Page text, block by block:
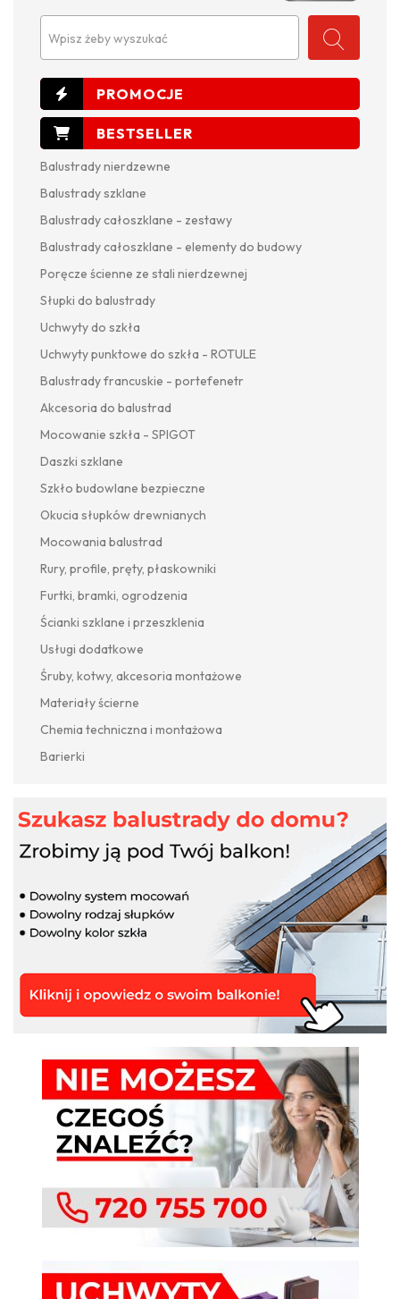
Wpisz żeby wyszukać
Balustrady nierdzewne
Balustrady szklane
Balustrady całoszklane - zestawy
Balustrady całoszklane - elementy do budowy
Poręcze ścienne ze stali nierdzewnej
Słupki do balustrady
Uchwyty do szkła
Uchwyty punktowe do szkła - ROTULE
Balustrady francuskie - portefenetr
Akcesoria do balustrad
Mocowanie szkła - SPIGOT
Daszki szklane
Szkło budowlane bezpieczne
Okucia słupków drewnianych
Mocowania balustrad
Rury, profile, pręty, płaskowniki
Furtki, bramki, ogrodzenia
Ścianki szklane i przeszklenia
Usługi dodatkowe
Śruby, kotwy, akcesoria montażowe
Materiały ścierne
Chemia techniczna i montażowa
Barierki